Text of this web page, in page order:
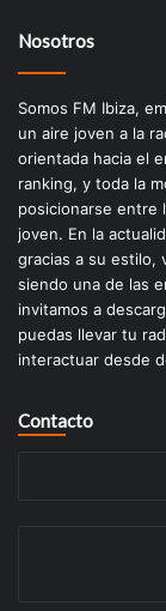
Nosotros
Somos FM Ibiza,
un aire joven a la
orientada hacia el
ranking, y toda la
posicionarse entre
joven. En la
gracias a su estilo,
siendo una de las
invitamos a
puedas llevar tu
interactuar desde
Contacto